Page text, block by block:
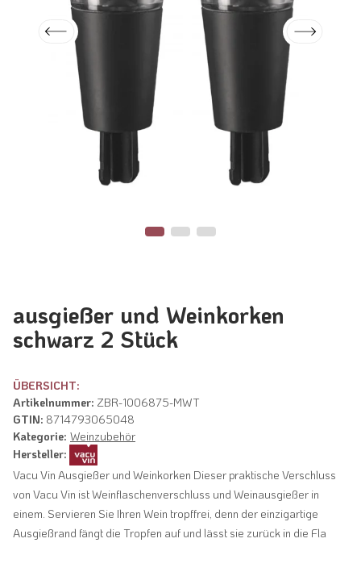
ausgießer und Weinkorken
schwarz 2 Stück
ÜBERSICHT:
Artikelnummer: ZBR-1006875-MWT
GTIN: 8714793065048
Kategorie: Weinzubehör
Hersteller:
Vacu Vin Ausgießer und Weinkorken Dieser praktische Verschluss
von Vacu Vin ist Weinflaschenverschluss und Weinausgießer in
einem. Servieren Sie Ihren Wein tropffrei, denn der einzigartige
Ausgießrand fängt die Tropfen auf und lässt sie zurück in die Fla